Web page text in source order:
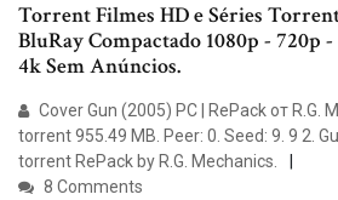
Torrent Filmes HD e Séries
BluRay Compactado 1080p - 720p
4k Sem Anúncios.
Cover Gun (2005) PC | RePack от R.G.
torrent 955.49 MB. Peer: 0. Seed: 9. 9 2.
torrent RePack by R.G. Mechanics.
8 Comments